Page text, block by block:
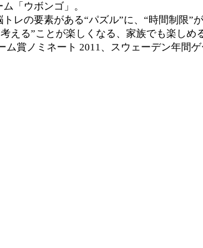
「ウボンゴ」。
レの要素がある“パズル”に、“時間制限
える”ことが楽しくなる、家族でも楽しめ
賞ノミネート 2011、スウェーデン年間